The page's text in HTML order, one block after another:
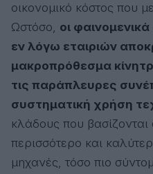
οικονομικό κόστος που
Ωστόσο, οι
εν λόγω εταιριών
μακροπρόθεσμα
τις παράπλευρες
συστηματική χρήση
κλάδους που
περισσότερο και
μηχανές, τόσο πιο